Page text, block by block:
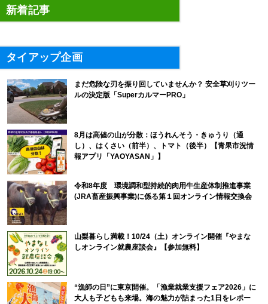
新着記事
タイアップ企画
まだ危険な刃を振り回していませんか？ 安全草刈りツー
ルの決定版「SuperカルマーPRO」
8月は高値の山が分散：ほうれんそう・きゅうり（通
し）、はくさい（前半）、トマト（後半）【青果市況情
報アプリ「YAOYASAN」】
令和8年度 環境調和型持続的肉用牛生産体制推進事業
(JRA畜産振興事業)に係る第１回オンライン情報交換会
山梨暮らし満載！10/24（土）オンライン開催『やまな
しオンライン就農座談会』【参加無料】
“漁師の日”に東京開催。「漁業就業支援フェア2026」に
大人も子どもも来場。海の魅力が詰まった1日をレポー